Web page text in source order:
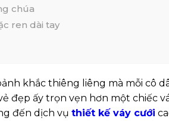
chúa
ren dài tay
khắc thiêng liêng mà mỗi cô
đẹp ấy trọn vẹn hơn một chiếc
đến dịch vụ thiết kế váy cưới